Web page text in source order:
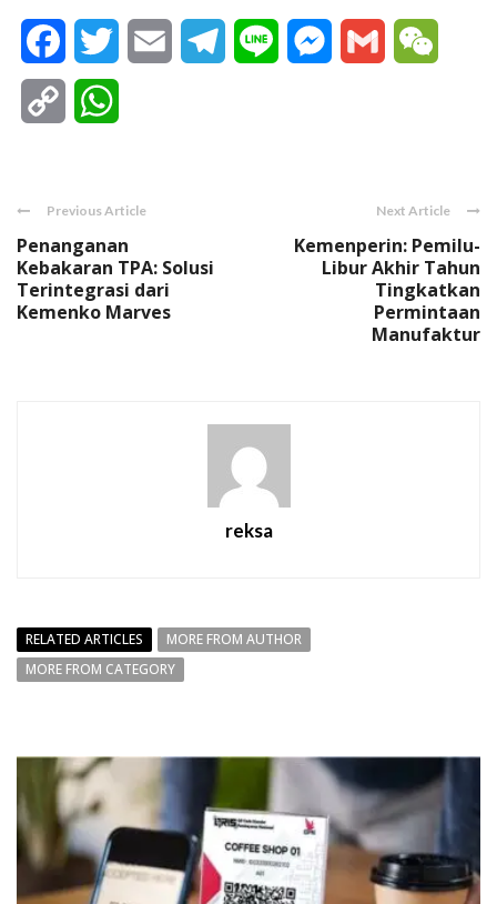
FacebookTwitter Email Telegram
Line Messenger
Gmail
Copy
Previous Article
Penanganan
Kebakaran TPA: Solusi
Terintegrasi dari
Kemenko Marves
Next Article
Kemenperin: Pemilu-
Libur Akhir Tahun
Tingkatkan
Permintaan
Manufaktur
reksa
RELATED ARTICLES
MORE FROM AUTHOR
MORE FROM CATEGORY